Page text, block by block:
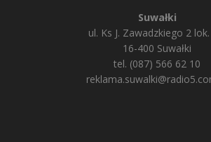
Suwałki
ul. Ks J. Zawadzkiego 2
16-400 Suwałki
tel. (087) 566 62 10